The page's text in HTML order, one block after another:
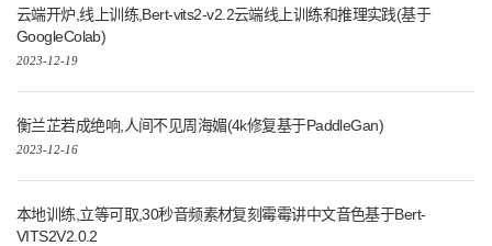
云端开炉,线上训练,Bert-vits2-v2.2云端线上训练和推理实践(基于
GoogleColab)
2023-12-19
衡兰芷若成绝响,人间不见周海媚(4k修复基于PaddleGan)
2023-12-16
本地训练,立等可取,30秒音频素材复刻霉霉讲中文音色基于Bert-
VITS2V2.0.2